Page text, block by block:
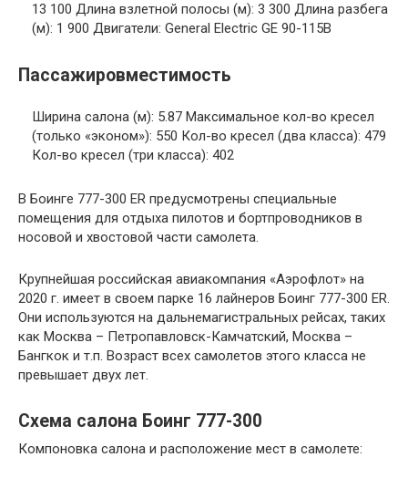
13 100 Длина взлетной полосы (м): 3 300 Длина разбега
(м): 1 900 Двигатели: General Electric GE 90-115В
Пассажировместимость
Ширина салона (м): 5.87 Максимальное кол-во кресел
(только «эконом»): 550 Кол-во кресел (два класса): 479
Кол-во кресел (три класса): 402
В Боинге 777-300 ER предусмотрены специальные
помещения для отдыха пилотов и бортпроводников в
носовой и хвостовой части самолета.
Крупнейшая российская авиакомпания «Аэрофлот» на
2020 г. имеет в своем парке 16 лайнеров Боинг 777-300 ER.
Они используются на дальнемагистральных рейсах, таких
как Москва – Петропавловск-Камчатский, Москва –
Бангкок и т.п. Возраст всех самолетов этого класса не
превышает двух лет.
Схема салона Боинг 777-300
Компоновка салона и расположение мест в самолете: